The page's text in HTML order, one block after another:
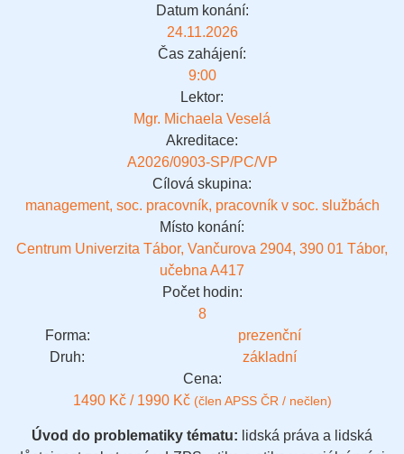
Datum konání:
24.11.2026
Čas zahájení:
9:00
Lektor:
Mgr. Michaela Veselá
Akreditace:
A2026/0903-SP/PC/VP
Cílová skupina:
management, soc. pracovník, pracovník v soc. službách
Místo konání:
Centrum Univerzita Tábor, Vančurova 2904, 390 01 Tábor,
učebna A417
Počet hodin:
8
Forma:
prezenční
Druh:
základní
Cena:
1490 Kč / 1990 Kč (člen APSS ČR / nečlen)
Úvod do problematiky tématu: lidská práva a lidská